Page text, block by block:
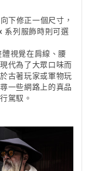
下修正一個尺寸，
系列服飾時則可選
視覺在肩線、腰
代為了大眾口味而
古著玩家或軍物玩
一些網路上的真品
駕馭。